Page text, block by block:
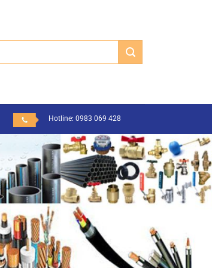
Hotline: 0983 069 428